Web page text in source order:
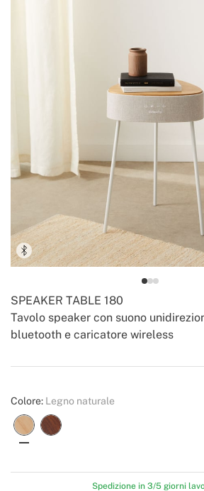
Tavolo speaker con suono
bluetooth e caricatore wireless
SPEAKER TABLE 180
Create
Colore: Legno naturale
Spedizione in 3/5 giorni